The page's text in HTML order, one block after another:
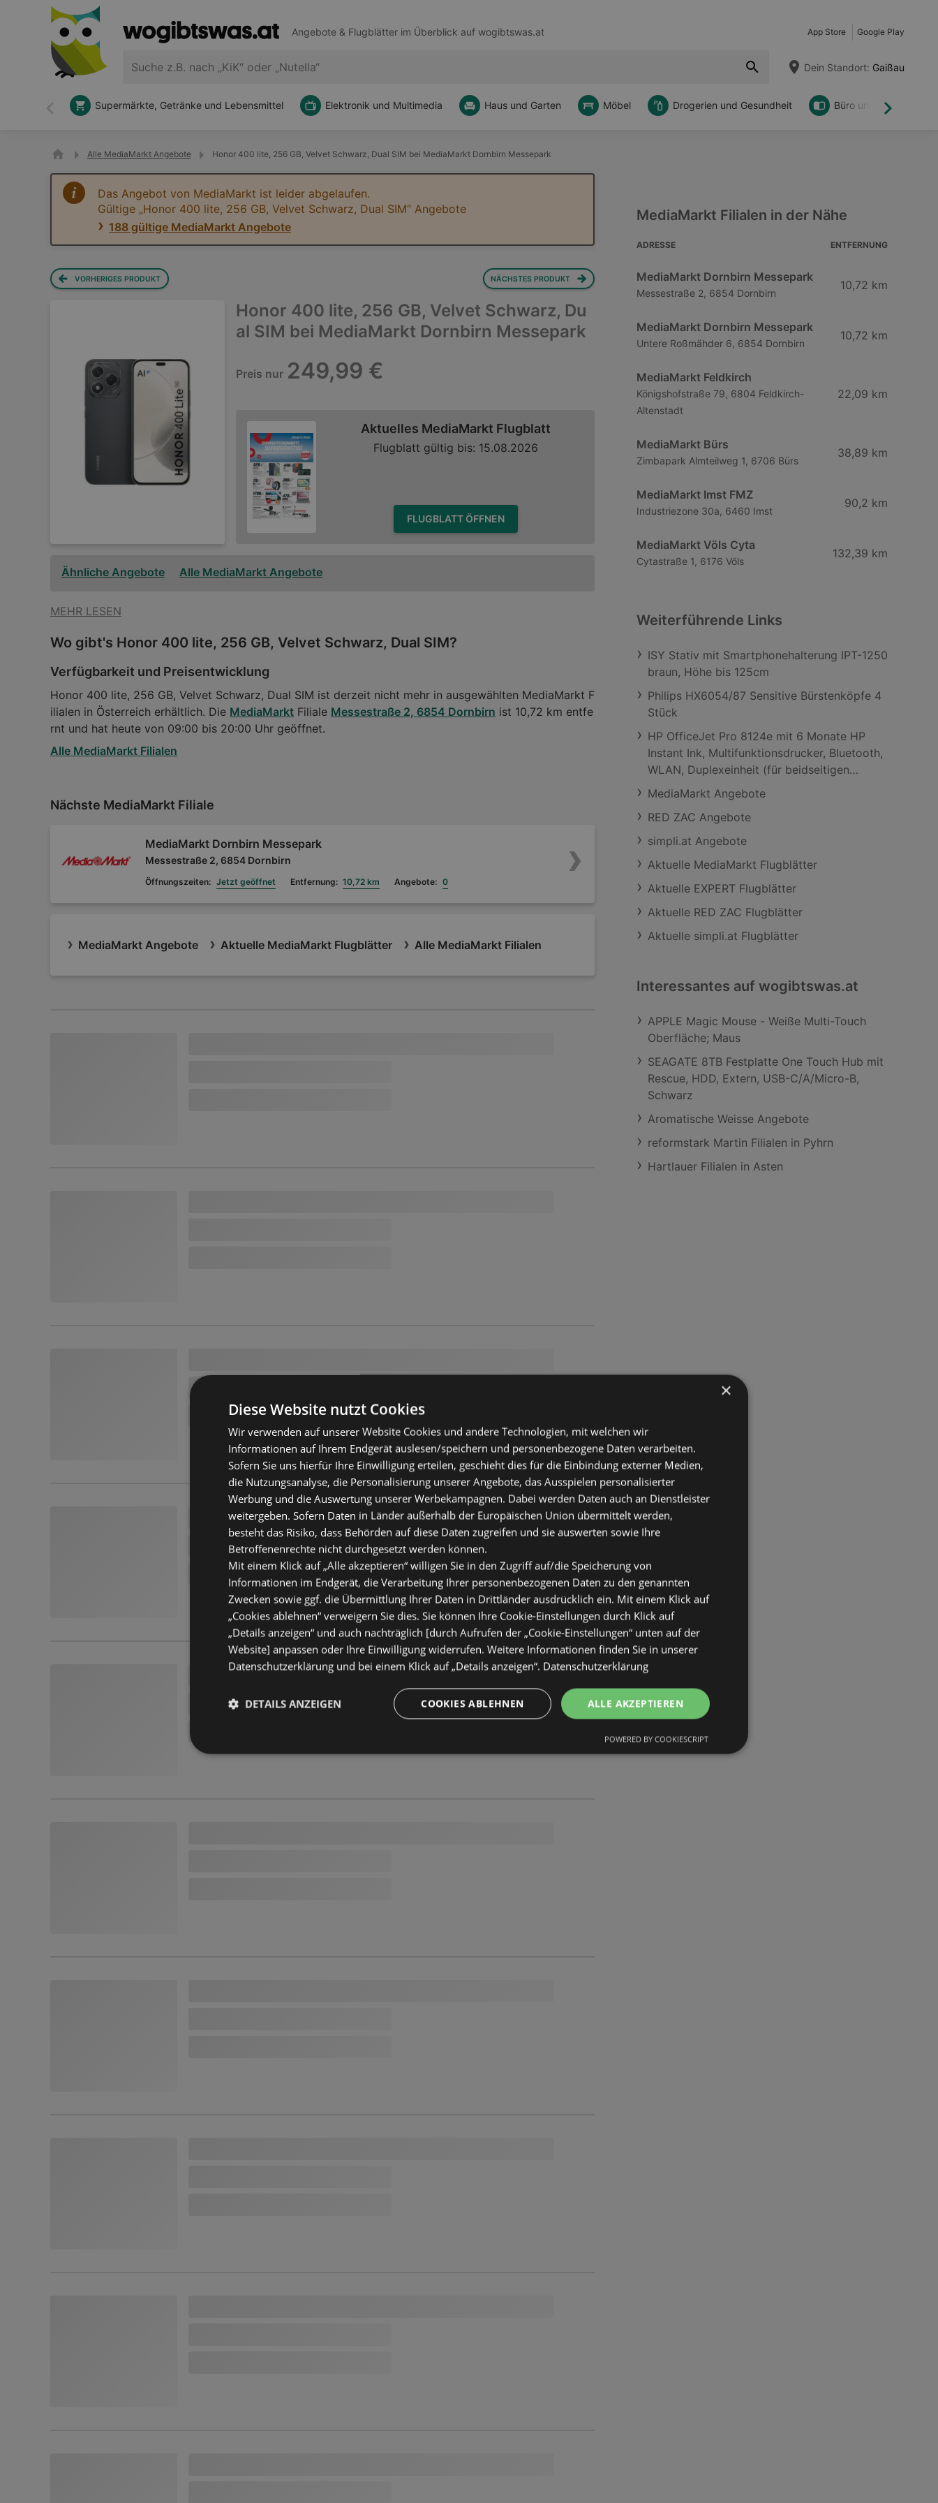
Angebote & Flugblätter im Überblick auf wogibtswas.at App Store Google Play
Dein Standort: Gaißau
Zurück Weiter
Supermärkte, Getränke und Lebensmittel Elektronik und Multimedia Haus und Garten Möbel Drogerien und Gesundheit Büro und DIY
Alle MediaMarkt Angebote Honor 400 lite, 256 GB, Velvet Schwarz, Dual SIM bei MediaMarkt Dornbirn Messepark
Das Angebot von MediaMarkt ist leider abgelaufen.
Gültige „Honor 400 lite, 256 GB, Velvet Schwarz, Dual SIM“ Angebote
188 gültige MediaMarkt Angebote
VORHERIGES PRODUKT NÄCHSTES PRODUKT
Honor 400 lite, 256 GB, Velvet Schwarz, Du
al SIM bei MediaMarkt Dornbirn Messepark
Preis nur 249,99 €
Aktuelles MediaMarkt Flugblatt
Flugblatt gültig bis: 15.08.2026
FLUGBLATT ÖFFNEN
Ähnliche Angebote Alle MediaMarkt Angebote
MEHR LESEN
Wo gibt's Honor 400 lite, 256 GB, Velvet Schwarz, Dual SIM?
Verfügbarkeit und Preisentwicklung
Honor 400 lite, 256 GB, Velvet Schwarz, Dual SIM ist derzeit nicht mehr in ausgewählten MediaMarkt F
ilialen in Österreich erhältlich. Die MediaMarkt Filiale Messestraße 2, 6854 Dornbirn ist 10,72 km entfe
rnt und hat heute von 09:00 bis 20:00 Uhr geöffnet.
Alle MediaMarkt Filialen
Nächste MediaMarkt Filiale
MediaMarkt Dornbirn Messepark
Messestraße 2, 6854 Dornbirn
Öffnungszeiten: Jetzt geöffnet Entfernung: 10,72 km Angebote: 0
MediaMarkt Angebote Aktuelle MediaMarkt Flugblätter Alle MediaMarkt Filialen
MediaMarkt Filialen in der Nähe
ADRESSE ENTFERNUNG
MediaMarkt Dornbirn Messepark
Messestraße 2, 6854 Dornbirn
10,72 km
MediaMarkt Dornbirn Messepark
Untere Roßmähder 6, 6854 Dornbirn
10,72 km
MediaMarkt Feldkirch
Königshofstraße 79, 6804 Feldkirch-
Altenstadt
22,09 km
MediaMarkt Bürs
Zimbapark Almteilweg 1, 6706 Bürs
38,89 km
MediaMarkt Imst FMZ
Industriezone 30a, 6460 Imst
90,2 km
MediaMarkt Völs Cyta
Cytastraße 1, 6176 Völs
132,39 km
Weiterführende Links
ISY Stativ mit Smartphonehalterung IPT-1250
braun, Höhe bis 125cm
Philips HX6054/87 Sensitive Bürstenköpfe 4
Stück
HP OfficeJet Pro 8124e mit 6 Monate HP
Instant Ink, Multifunktionsdrucker, Bluetooth,
WLAN, Duplexeinheit (für beidseitigen
Druck), A4, A5, A6, Silber/Schwarz
MediaMarkt Angebote
RED ZAC Angebote
simpli.at Angebote
Aktuelle MediaMarkt Flugblätter
Aktuelle EXPERT Flugblätter
Aktuelle RED ZAC Flugblätter
Aktuelle simpli.at Flugblätter
Interessantes auf wogibtswas.at
APPLE Magic Mouse - Weiße Multi-Touch
Oberfläche; Maus
SEAGATE 8TB Festplatte One Touch Hub mit
Rescue, HDD, Extern, USB-C/A/Micro-B,
Schwarz
Aromatische Weisse Angebote
reformstark Martin Filialen in Pyhrn
Hartlauer Filialen in Asten
×
Diese Website nutzt Cookies
Wir verwenden auf unserer Website Cookies und andere Technologien, mit welchen wir
Informationen auf Ihrem Endgerät auslesen/speichern und personenbezogene Daten verarbeiten.
Sofern Sie uns hierfür Ihre Einwilligung erteilen, geschieht dies für die Einbindung externer Medien,
die Nutzungsanalyse, die Personalisierung unserer Angebote, das Ausspielen personalisierter
Werbung und die Auswertung unserer Werbekampagnen. Dabei werden Daten auch an Dienstleister
weitergeben. Sofern Daten in Länder außerhalb der Europäischen Union übermittelt werden,
besteht das Risiko, dass Behörden auf diese Daten zugreifen und sie auswerten sowie Ihre
Betroffenenrechte nicht durchgesetzt werden können.
Mit einem Klick auf „Alle akzeptieren“ willigen Sie in den Zugriff auf/die Speicherung von
Informationen im Endgerät, die Verarbeitung Ihrer personenbezogenen Daten zu den genannten
Zwecken sowie ggf. die Übermittlung Ihrer Daten in Drittländer ausdrücklich ein. Mit einem Klick auf
„Cookies ablehnen“ verweigern Sie dies. Sie können Ihre Cookie-Einstellungen durch Klick auf
„Details anzeigen“ und auch nachträglich [durch Aufrufen der „Cookie-Einstellungen“ unten auf der
Website] anpassen oder Ihre Einwilligung widerrufen. Weitere Informationen finden Sie in unserer
Datenschutzerklärung und bei einem Klick auf „Details anzeigen“. Datenschutzerklärung
ALLE AKZEPTIEREN
COOKIES ABLEHNEN
DETAILS ANZEIGEN
POWERED BY COOKIESCRIPT